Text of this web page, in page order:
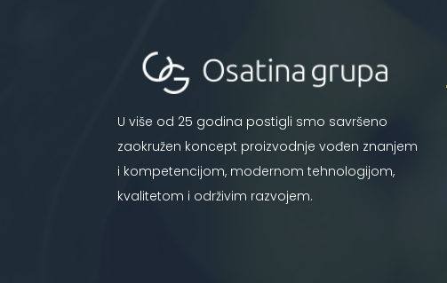
U više od 25 godina postigli smo savršeno
zaokružen koncept proizvodnje vođen znanjem
i kompetencijom, modernom tehnologijom,
kvalitetom i održivim razvojem.